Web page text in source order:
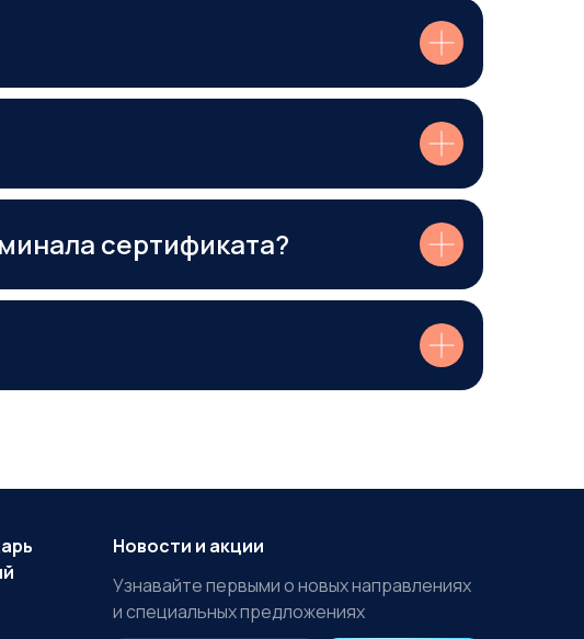
сертификата?
Новости и акции
Узнавайте первыми о новых направлениях
и специальных предложениях